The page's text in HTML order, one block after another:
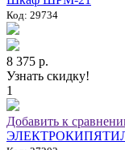
Код: 29734
8 375 р.
Узнать скидку!
1
Добавить к